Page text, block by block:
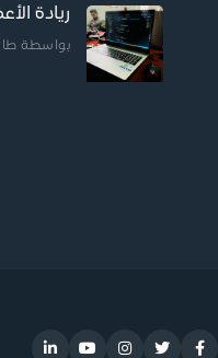
ريادة
بواسطة